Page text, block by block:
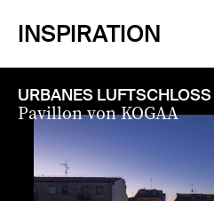
INSPIRATION
URBANES LUFTSCHLOSS
Pavillon von KOGAA